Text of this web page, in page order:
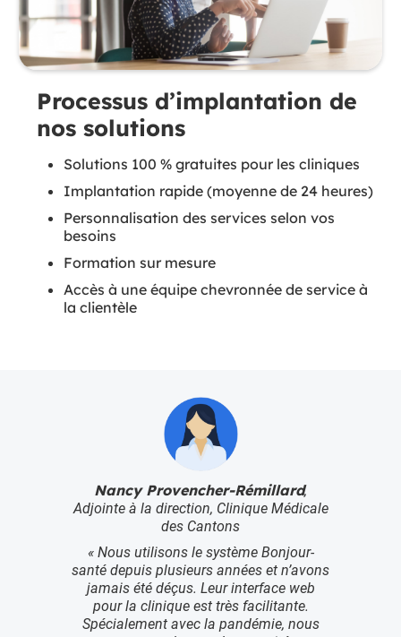
Processus d’implantation de
nos solutions
Solutions 100 % gratuites pour les cliniques
Implantation rapide (moyenne de 24 heures)
Personnalisation des services selon vos
besoins
Formation sur mesure
Accès à une équipe chevronnée de service à
la clientèle
Nancy Provencher-Rémillard,
Adjointe à la direction, Clinique Médicale
des Cantons
« Nous utilisons le système Bonjour-
santé depuis plusieurs années et n’avons
jamais été déçus. Leur interface web
pour la clinique est très facilitante.
Spécialement avec la pandémie, nous